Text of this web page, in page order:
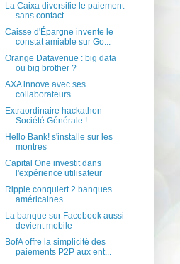
La Caixa diversifie le paiement
sans contact
Caisse d'Épargne invente le
constat amiable sur Go...
Orange Datavenue : big data
ou big brother ?
AXA innove avec ses
collaborateurs
Extraordinaire hackathon
Société Générale !
Hello Bank! s'installe sur les
montres
Capital One investit dans
l'expérience utilisateur
Ripple conquiert 2 banques
américaines
La banque sur Facebook aussi
devient mobile
BofA offre la simplicité des
paiements P2P aux ent...